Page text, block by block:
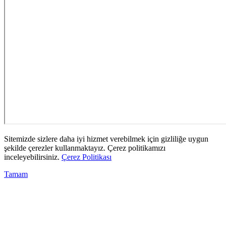
Sitemizde sizlere daha iyi hizmet verebilmek için gizliliğe uygun
şekilde çerezler kullanmaktayız. Çerez politikamızı
inceleyebilirsiniz. Çerez Politikası
Tamam